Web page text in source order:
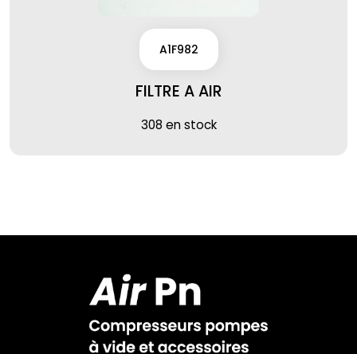
A1F982
FILTRE A AIR
308 en stock